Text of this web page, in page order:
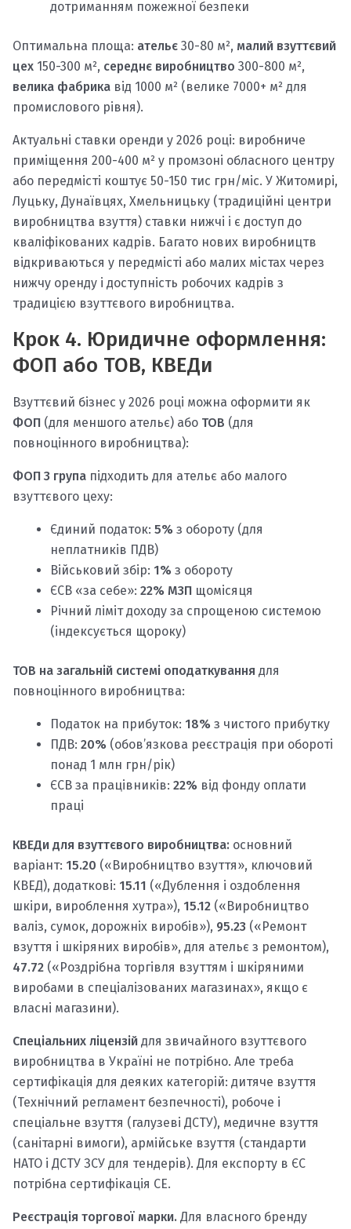
дотриманням пожежної безпеки
Оптимальна площа: ательє 30-80 м², малий взуттєвий
цех 150-300 м², середнє виробництво 300-800 м²,
велика фабрика від 1000 м² (велике 7000+ м² для
промислового рівня).
Актуальні ставки оренди у 2026 році: виробниче
приміщення 200-400 м² у промзоні обласного центру
або передмісті коштує 50-150 тис грн/міс. У Житомирі,
Луцьку, Дунаївцях, Хмельницьку (традиційні центри
виробництва взуття) ставки нижчі і є доступ до
кваліфікованих кадрів. Багато нових виробництв
відкриваються у передмісті або малих містах через
нижчу оренду і доступність робочих кадрів з
традицією взуттєвого виробництва.
Крок 4. Юридичне оформлення:
ФОП або ТОВ, КВЕДи
Взуттєвий бізнес у 2026 році можна оформити як
ФОП (для меншого ательє) або ТОВ (для
повноцінного виробництва):
ФОП 3 група підходить для ательє або малого
взуттєвого цеху:
Єдиний податок: 5% з обороту (для
неплатників ПДВ)
Військовий збір: 1% з обороту
ЄСВ «за себе»: 22% МЗП щомісяця
Річний ліміт доходу за спрощеною системою
(індексується щороку)
ТОВ на загальній системі оподаткування для
повноцінного виробництва:
Податок на прибуток: 18% з чистого прибутку
ПДВ: 20% (обов’язкова реєстрація при обороті
понад 1 млн грн/рік)
ЄСВ за працівників: 22% від фонду оплати
праці
КВЕДи для взуттєвого виробництва: основний
варіант: 15.20 («Виробництво взуття», ключовий
КВЕД), додаткові: 15.11 («Дублення і оздоблення
шкіри, вироблення хутра»), 15.12 («Виробництво
валіз, сумок, дорожніх виробів»), 95.23 («Ремонт
взуття і шкіряних виробів», для ательє з ремонтом),
47.72 («Роздрібна торгівля взуттям і шкіряними
виробами в спеціалізованих магазинах», якщо є
власні магазини).
Спеціальних ліцензій для звичайного взуттєвого
виробництва в Україні не потрібно. Але треба
сертифікація для деяких категорій: дитяче взуття
(Технічний регламент безпечності), робоче і
спеціальне взуття (галузеві ДСТУ), медичне взуття
(санітарні вимоги), армійське взуття (стандарти
НАТО і ДСТУ ЗСУ для тендерів). Для експорту в ЄС
потрібна сертифікація CE.
Реєстрація торгової марки. Для власного бренду